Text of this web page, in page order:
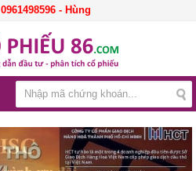
0961498596 - Hùng